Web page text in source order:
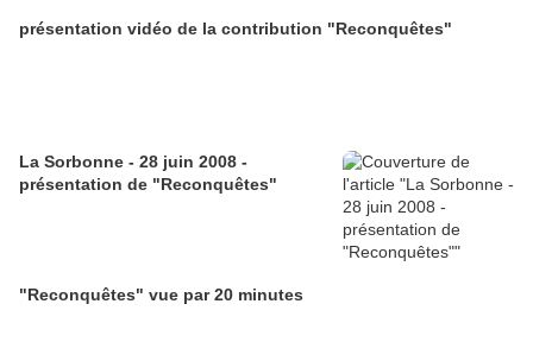
présentation vidéo de la contribution "Reconquêtes"
La Sorbonne - 28 juin 2008 -
présentation de "Reconquêtes"
"Reconquêtes" vue par 20 minutes